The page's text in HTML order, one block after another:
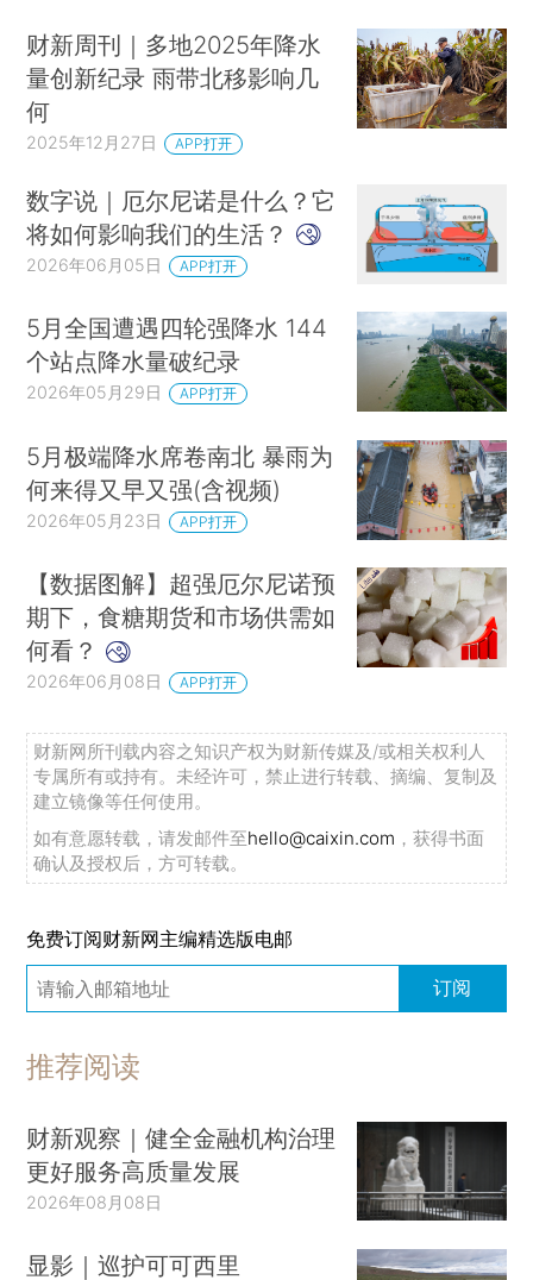
财新周刊｜多地2025年降水
量创新纪录 雨带北移影响几
何
2025年12月27日 APP打开
数字说｜厄尔尼诺是什么？它
将如何影响我们的生活？
2026年06月05日 APP打开
5月全国遭遇四轮强降水 144
个站点降水量破纪录
2026年05月29日 APP打开
5月极端降水席卷南北 暴雨为
何来得又早又强(含视频)
2026年05月23日 APP打开
【数据图解】超强厄尔尼诺预
期下，食糖期货和市场供需如
何看？
2026年06月08日 APP打开
财新网所刊载内容之知识产权为财新传媒及/或相关权利人
专属所有或持有。未经许可，禁止进行转载、摘编、复制及
建立镜像等任何使用。
如有意愿转载，请发邮件至hello@caixin.com ，获得书面
确认及授权后，方可转载。
免费订阅财新网主编精选版电邮
订阅
推荐阅读
财新观察｜健全金融机构治理
更好服务高质量发展
2026年08月08日
显影｜巡护可可西里